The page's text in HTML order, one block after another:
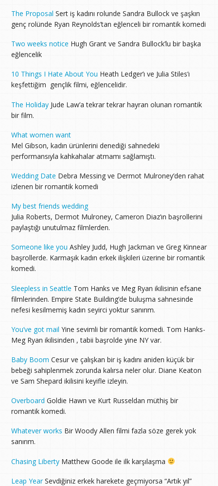
The Proposal Sert iş kadını rolunde Sandra Bullock ve şaşkın
genç rolünde Ryan Reynolds’tan eğlenceli bir romantik komedi
Two weeks notice Hugh Grant ve Sandra Bullock’lu bir başka
eğlencelik
10 Things I Hate About You Heath Ledger’ı ve Julia Stiles’ı
keşfettiğim gençlik filmi, eğlencelidir.
The HolidayJude Law’a tekrar tekrar hayran olunan romantik
bir film.
What women want
Mel Gibson, kadın ürünlerini denediği sahnedeki
performansıyla kahkahalar atmamı sağlamıştı.
Wedding Date Debra Messing ve Dermot Mulroney’den rahat
izlenen bir romantik komedi
My best friends wedding
Julia Roberts, Dermot Mulroney, Cameron Diaz’ın başrollerini
paylaştığı unutulmaz filmlerden.
Someone like you Ashley Judd, Hugh Jackman ve Greg Kinnear
başrollerde. Karmaşık kadın erkek ilişkileri üzerine bir romantik
komedi.
Sleepless in Seattle Tom Hanks ve Meg Ryan ikilisinin efsane
filmlerinden. Empire State Building’de buluşma sahnesinde
nefesi kesilmemiş kadın seyirci yoktur sanırım.
You’ve got mail Yine sevimli bir romantik komedi. Tom Hanks-
Meg Ryan ikilisinden , tabii başrolde yine NY var.
Baby Boom Cesur ve çalışkan bir iş kadını aniden küçük bir
bebeği sahiplenmek zorunda kalırsa neler olur. Diane Keaton
ve Sam Shepard ikilisini keyifle izleyin.
Overboard Goldie Hawn ve Kurt Russeldan müthiş bir
romantik komedi.
Whatever works Bir Woody Allen filmi fazla söze gerek yok
sanırım.
Chasing Liberty Matthew Goode ile ilk karşılaşma
Leap YearSevdiğiniz erkek harekete geçmiyorsa “Artık yıl”